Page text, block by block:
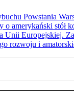
Powstania
o amerykański stół
Unii Europejskiej.
rozwoju i